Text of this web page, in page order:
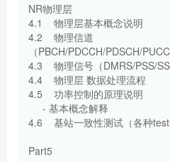
NR物理层
4.1 物理层基本概念说明
4.2 物理信道
（PBCH/PDCCH/PDSCH/
4.3 物理信号（DMRS/PSS/
4.4 物理层 数据处理流程
4.5 功率控制的原理说明
- 基本概念解释
4.6 基站一致性测试（各种
Part5